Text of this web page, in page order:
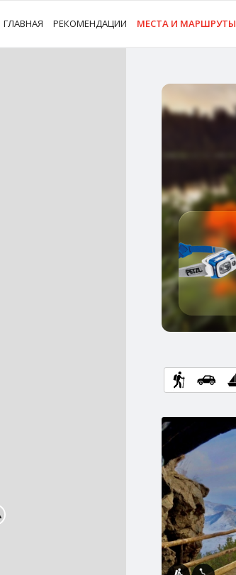
ГЛАВНАЯ РЕКОМЕНДАЦИИ МЕСТА И МАРШРУТЫ